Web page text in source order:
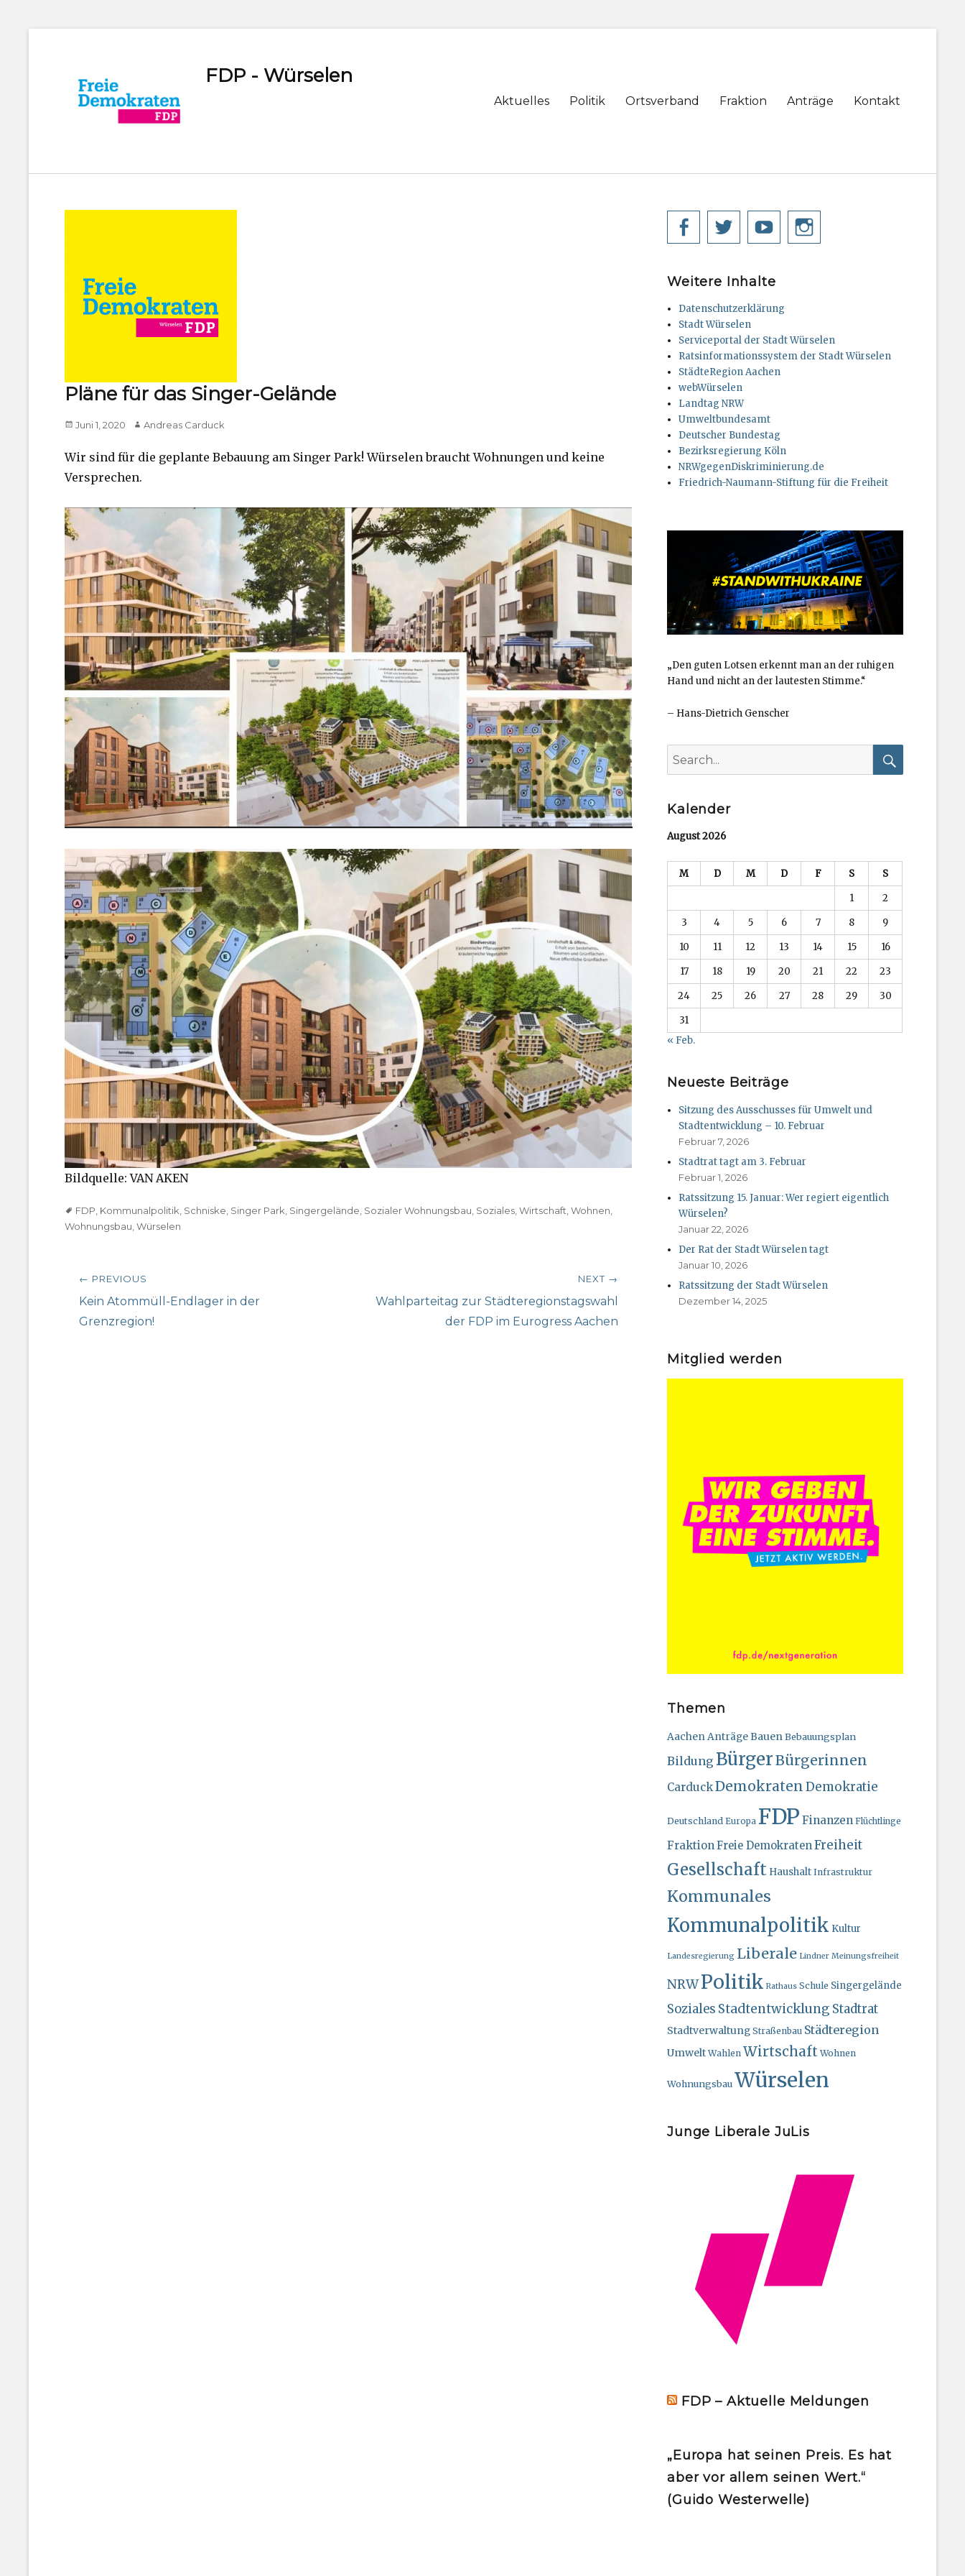
FDP - Würselen
Primary
Aktuelles Politik Ortsverband Fraktion Anträge Kontakt
Pläne für das Singer-Gelände
Posted
Juni 1, 2020 Author
Andreas Carduck
Wir sind für die geplante Bebauung am Singer Park! Würselen braucht Wohnungen und keine
Versprechen.
Bildquelle: VAN AKEN
TagsFDP Kommunalpolitik Schniske Singer Park Singergelände Sozialer Wohnungsbau Soziales Wirtschaft Wohnen
Wohnungsbau Würselen
Beitragsnavigation
← PREVIOUS
Previous
post:
Kein Atommüll-Endlager in der
Grenzregion!
NEXT →
Next
Wahlparteitag zur Städteregionstagswahl
der FDP im Eurogress Aachen
Facebook
TwitterYouTube
Weitere Inhalte
Datenschutzerklärung
Stadt Würselen
Serviceportal der Stadt Würselen
Ratsinformationssystem der Stadt Würselen
StädteRegion Aachen
webWürselen
Landtag NRW
Umweltbundesamt
Deutscher Bundestag
Bezirksregierung Köln
NRWgegenDiskriminierung.de
Friedrich-Naumann-Stiftung für die Freiheit
„Den guten Lotsen erkennt man an der ruhigen
Hand und nicht an der lautesten Stimme.“
– Hans-Dietrich Genscher
for:
Kalender
August 2026
M D M D F S
S
1
2
3
4 5 6 7 8
9
10
11 12 13 14 15
16
17
18 19 20 21 22
23
24
25 26 27 28 29
30
31
« Feb.
Neueste Beiträge
Sitzung des Ausschusses für Umwelt und
Stadtentwicklung – 10. Februar
Februar 7, 2026
Stadtrat tagt am 3. Februar
Februar 1, 2026
Ratssitzung 15. Januar: Wer regiert eigentlich
Würselen?
Januar 22, 2026
Der Rat der Stadt Würselen tagt
Januar 10, 2026
Ratssitzung der Stadt Würselen
Dezember 14, 2025
Mitglied werden
Themen
AachenAnträgeBauenBebauungsplan
Bildung BürgerBürgerinnen
CarduckDemokratenDemokratie
Deutschland Europa FDP Finanzen Flüchtlinge
FraktionFreie DemokratenFreiheit
Gesellschaft Haushalt Infrastruktur
Kommunales
Kommunalpolitik Kultur
Landesregierung Liberale Lindner Meinungsfreiheit
NRWPolitik Rathaus Schule Singergelände
Soziales Stadtentwicklung Stadtrat
Stadtverwaltung Straßenbau Städteregion
Umwelt Wahlen Wirtschaft Wohnen
WohnungsbauWürselen
Junge Liberale JuLis
FDP – Aktuelle Meldungen
„Europa hat seinen Preis. Es hat
aber vor allem seinen Wert.“
(Guido Westerwelle)